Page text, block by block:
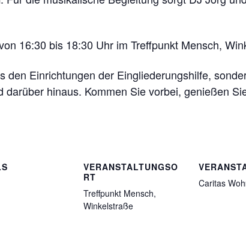
16:30 bis 18:30 Uhr im Treffpunkt Mensch,
den Einrichtungen der Eingliederungshilfe,
hinaus. Kommen Sie vorbei, genießen
VERANSTALTUNGSO
RT
Treffpunkt Mensch,
Winkelstraße
Caritas